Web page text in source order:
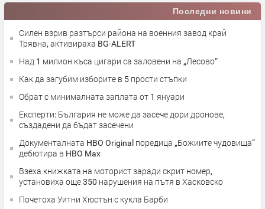
Последни новини
Силен взрив разтърси района на военния завод край
Трявна, активираха BG-ALERT
Над 1 милион къса цигари са заловени на „Лесово“
Как да загубим изборите в 5 прости стъпки
Обрат с минималната заплата от 1 януари
Експерти: България не може да засече дори дронове,
създадени да бъдат засечени
Документалната HBO Original поредица „Божиите чудовища“
дебютира в HBO Max
Взеха книжката на моторист заради скрит номер,
установиха още 350 нарушения на пътя в Хасковско
Почетоха Уитни Хюстън с кукла Барби